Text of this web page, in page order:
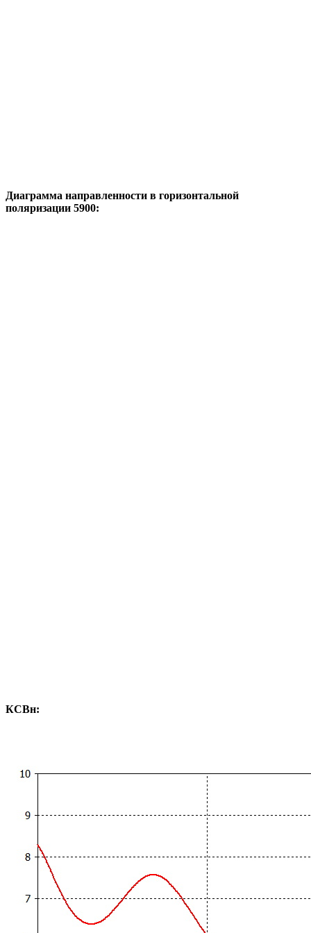
Диаграмма направленности в горизонтальной
поляризации 5900:
КСВн: